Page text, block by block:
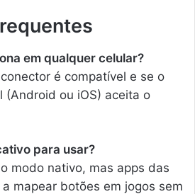
em qualquer celular?
é compatível e se o
(Android ou iOS) aceita o
para usar?
modo nativo, mas apps das
mapear botões em jogos sem